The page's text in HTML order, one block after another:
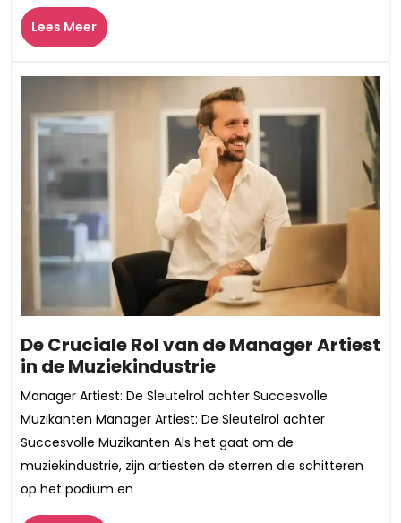
Expressie
Lees MeerLees
Meer
De Cruciale Rol van de Manager Artiest
in de MuziekindustrieDe
Cruciale
Rol
van
de
Manager
Manager Artiest: De Sleutelrol achter Succesvolle
Muzikanten Manager Artiest: De Sleutelrol achter
Succesvolle Muzikanten Als het gaat om de
muziekindustrie, zijn artiesten de sterren die schitteren
op het podium en